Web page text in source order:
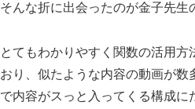
そんな折に出会ったのが金子先生
とてもわかりやすく関数の活用方
おり、似たような内容の動画が数
で内容がスっと入ってくる構成に